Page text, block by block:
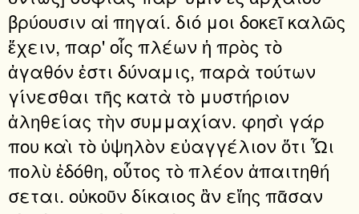
βρύουσιν αἱ πηγαί. διό μοι δοκεῖ καλῶς
ἔχειν, παρ' οἷς πλέων ἡ πρὸς τὸ
ἀγαθόν ἐστι δύναμις, παρὰ τούτων
γίνεσθαι τῆς κατὰ τὸ μυστήριον
ἀληθείας τὴν συμμαχίαν. φησὶ γάρ
που καὶ τὸ ὑψηλὸν εὐαγγέλιον ὅτι Ὧι
πολὺ ἐδόθη, οὗτος τὸ πλέον ἀπαιτηθή
σεται. οὐκοῦν δίκαιος ἂν εἴης πᾶσαν